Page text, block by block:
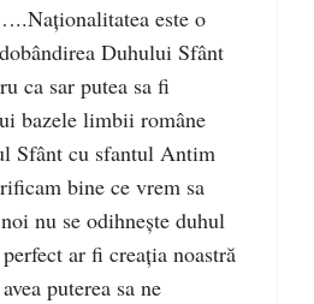
este o
Duhului Sfânt
ca sar putea sa fi
bazele limbii române
Sfânt cu sfantul Antim
bine ce vrem sa
nu se odihnește duhul
ar fi creația noastră
puterea sa ne